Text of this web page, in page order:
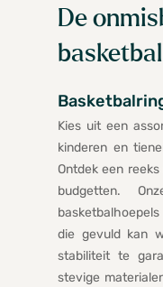
De
Kies uit een
kinderen en
Ontdek een
budgetten.
die gevuld kan
stabiliteit te
stevige